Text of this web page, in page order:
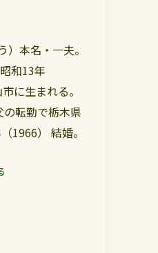
）本名・一夫。
和13年
に生まれる。
転勤で栃木県
1966） 結婚。